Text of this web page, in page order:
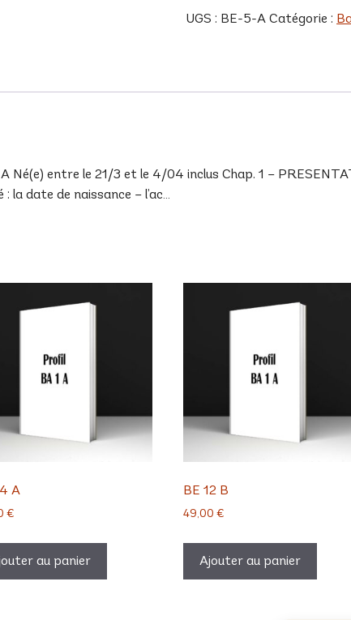
5
UGS : BE-5-A Catégorie :
Né(e) entre le 21/3 et le 4/04 inclus Chap. 1 –
: la date de naissance – l’ac…
A
€
au panier
BE 12 B
49,00€
Ajouter au panier